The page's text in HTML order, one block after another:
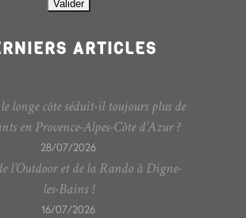
ARTICLES
longe côte séduit-il toujours plus de
en Provence-Alpes-Côte d’Azur ?
28/07/2026
l’Outdoor et de la Rando à Digne-
les-Bains !
16/07/2026